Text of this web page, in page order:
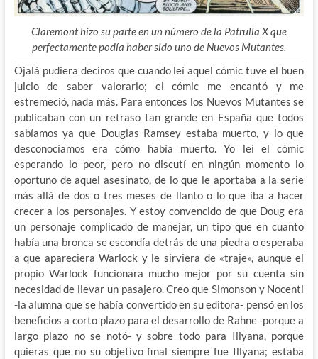
Claremont hizo su parte en un número de la Patrulla X que
perfectamente podía haber sido uno de Nuevos Mutantes.
Ojalá pudiera deciros que cuando leí aquel cómic tuve el buen
juicio de saber valorarlo; el cómic me encantó y me
estremeció, nada más. Para entonces los Nuevos Mutantes se
publicaban con un retraso tan grande en España que todos
sabíamos ya que Douglas Ramsey estaba muerto, y lo que
desconocíamos era cómo había muerto. Yo leí el cómic
esperando lo peor, pero no discutí en ningún momento lo
oportuno de aquel asesinato, de lo que le aportaba a la serie
más allá de dos o tres meses de llanto o lo que iba a hacer
crecer a los personajes. Y estoy convencido de que Doug era
un personaje complicado de manejar, un tipo que en cuanto
había una bronca se escondía detrás de una piedra o esperaba
a que apareciera Warlock y le sirviera de «traje», aunque el
propio Warlock funcionara mucho mejor por su cuenta sin
necesidad de llevar un pasajero. Creo que Simonson y Nocenti
-la alumna que se había convertido en su editora- pensó en los
beneficios a corto plazo para el desarrollo de Rahne -porque a
largo plazo no se notó- y sobre todo para Illyana, porque
quieras que no su objetivo final siempre fue Illyana; estaba